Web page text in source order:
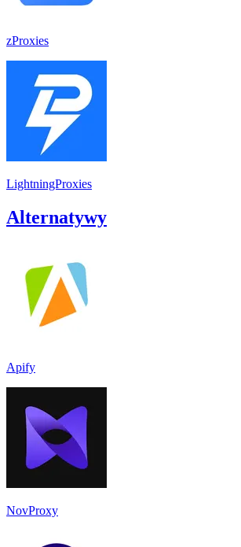
zProxies
LightningProxies
Alternatywy
Apify
NovProxy